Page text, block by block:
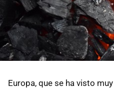
Europa, que se ha visto